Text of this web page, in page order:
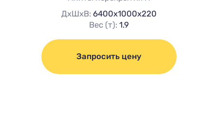
ДхШхВ: 6400х1000х220
Вес (т): 1.9
Запросить цену